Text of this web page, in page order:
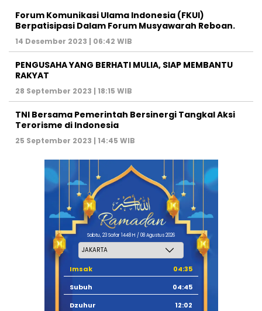
Forum Komunikasi Ulama Indonesia (FKUI)
Berpatisipasi Dalam Forum Musyawarah Reboan.
14 Desember 2023 | 06:42 WIB
PENGUSAHA YANG BERHATI MULIA, SIAP MEMBANTU
RAKYAT
28 September 2023 | 18:15 WIB
TNI Bersama Pemerintah Bersinergi Tangkal Aksi
Terorisme di Indonesia
25 September 2023 | 14:45 WIB
Sabtu, 23 Safar 1448 H / 08 Agustus 2026
Imsak
04:35
Subuh
04:45
Dzuhur
12:02